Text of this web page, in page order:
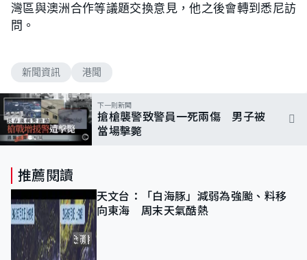
灣區與澳洲合作等議題交換意見，他之後會轉到悉尼訪
問。
新聞資訊 港聞
下一則新聞
搶槍襲警致警員一死兩傷 男子被
當場擊斃
推薦閱讀
天文台：「白海豚」減弱為強颱、料移
向東海 周末天氣酷熱